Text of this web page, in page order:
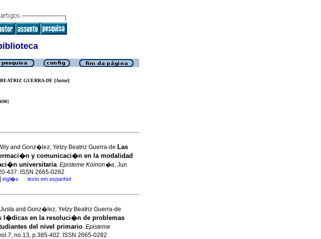
GUERRA-DE [Autor]
]
and Gonz�lez, Yetzy Beatriz Guerra-de Las
y comunicaci�n en la modalidad
universitaria. Episteme Koinon�a, Jun
437. ISSN 2665-0282
ingl�s · texto em espanhol
and Gonz�lez, Yetzy Beatriz Guerra-de
l�dicas en la resoluci�n de problemas
del nivel primario. Episteme
no.13, p.385-402. ISSN 2665-0282